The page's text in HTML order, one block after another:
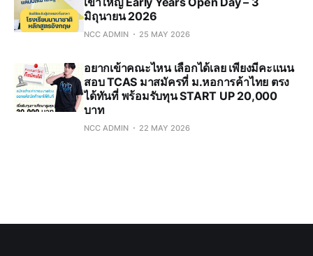
มิถุนายน 2026
NCC ADMIN 25 MAY 2026
อยากเข้าคณะไหน เลือกได้เลย เพียงมีคะแนน
สอบ TCAS มาสมัครที่ ม.หอการค้าไทย ตรง
ได้ทันที่ พร้อมรับทุน START UP 20,000
บาท
NCC ADMIN 22 MAY 2026